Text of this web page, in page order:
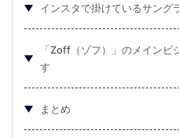
インスタで掛けているサング
「Zoff（ゾフ）」のメインビ
す
まとめ